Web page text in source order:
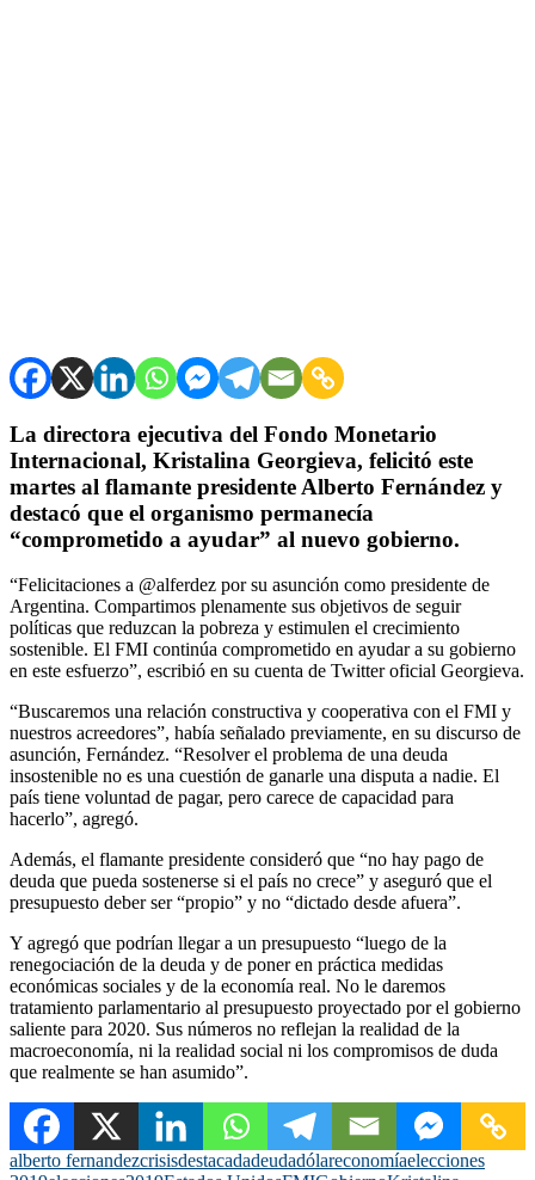
La directora ejecutiva del Fondo Monetario
Internacional, Kristalina Georgieva, felicitó este
martes al flamante presidente Alberto Fernández y
destacó que el organismo permanecía
“comprometido a ayudar” al nuevo gobierno.
“Felicitaciones a @alferdez por su asunción como presidente de
Argentina. Compartimos plenamente sus objetivos de seguir
políticas que reduzcan la pobreza y estimulen el crecimiento
sostenible. El FMI continúa comprometido en ayudar a su gobierno
en este esfuerzo”, escribió en su cuenta de Twitter oficial Georgieva.
“Buscaremos una relación constructiva y cooperativa con el FMI y
nuestros acreedores”, había señalado previamente, en su discurso de
asunción, Fernández. “Resolver el problema de una deuda
insostenible no es una cuestión de ganarle una disputa a nadie. El
país tiene voluntad de pagar, pero carece de capacidad para
hacerlo”, agregó.
Además, el flamante presidente consideró que “no hay pago de
deuda que pueda sostenerse si el país no crece” y aseguró que el
presupuesto deber ser “propio” y no “dictado desde afuera”.
Y agregó que podrían llegar a un presupuesto “luego de la
renegociación de la deuda y de poner en práctica medidas
económicas sociales y de la economía real. No le daremos
tratamiento parlamentario al presupuesto proyectado por el gobierno
saliente para 2020. Sus números no reflejan la realidad de la
macroeconomía, ni la realidad social ni los compromisos de duda
que realmente se han asumido”.
alberto fernandezcrisisdestacadadeudadólareconomíaelecciones